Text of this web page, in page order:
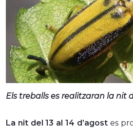
Els treballs es realitzaran la nit
La nit del 13 al 14 d’agost es